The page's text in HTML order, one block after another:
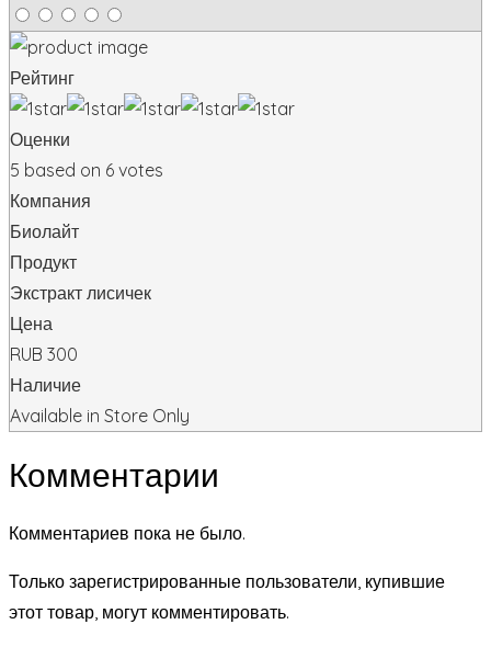
Рейтинг
Оценки
5 based on 6 votes
Компания
Биолайт
Продукт
Экстракт лисичек
Цена
RUB 300
Наличие
Available in Store Only
Комментарии
Комментариев пока не было.
Только зарегистрированные пользователи, купившие
этот товар, могут комментировать.